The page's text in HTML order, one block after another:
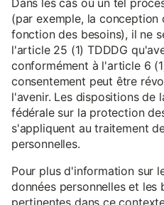
(par exemple, la conception
fonction des besoins), il ne
l'article 25 (1) TDDDG
conformément à l'article 6
consentement peut être
l'avenir. Les dispositions de
fédérale sur la protection
s'appliquent au traitement
personnelles.
Pour plus d'information sur
données personnelles et les
pertinentes dans ce